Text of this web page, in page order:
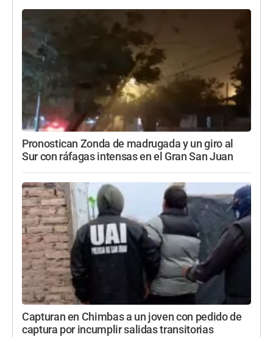
Pronostican Zonda de madrugada y un giro al
Sur con ráfagas intensas en el Gran San Juan
Capturan en Chimbas a un joven con pedido de
captura por incumplir salidas transitorias